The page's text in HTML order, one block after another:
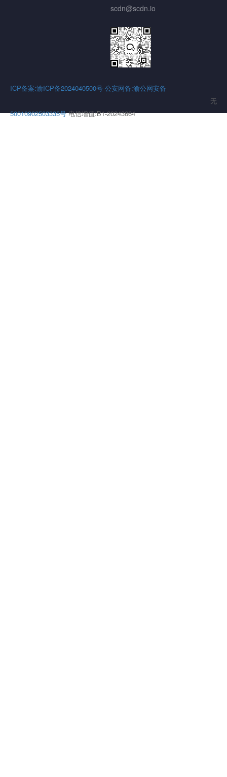
scdn@scdn.io
ICP备案:渝ICP备2024040500号 公安网备:渝公网安备
50010902503335号 电信增值:B1-20243664
无